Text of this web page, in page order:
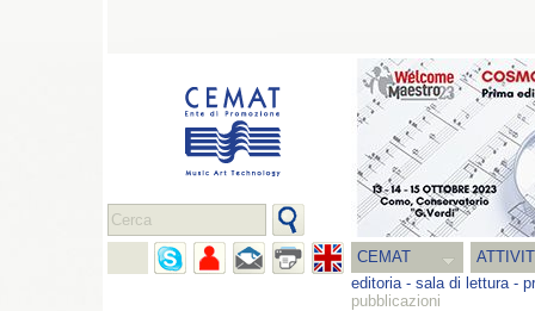
CEMAT
editoria- sala di lettura-
pubblicazioni